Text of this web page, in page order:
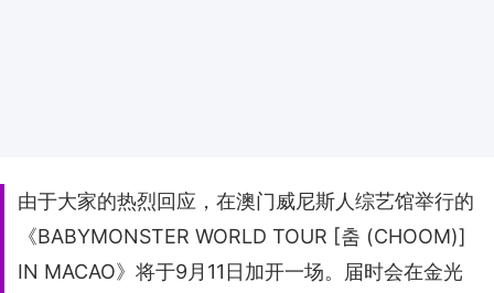
由于大家的热烈回应，在澳门威尼斯人综艺馆举行的
《BABYMONSTER WORLD TOUR [춤 (CHOOM)]
IN MACAO》将于9月11日加开一场。届时会在金光